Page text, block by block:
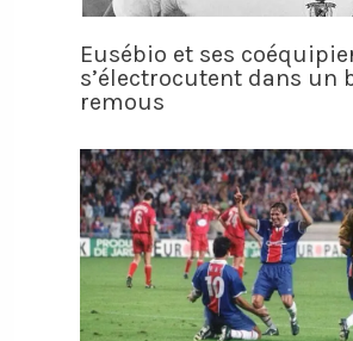
Eusébio et ses
s’électrocutent dans un
remous